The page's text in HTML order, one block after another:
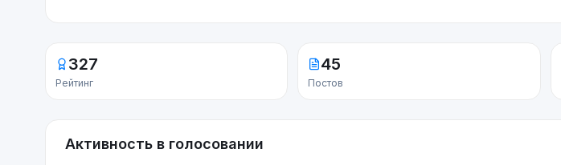
327
Рейтинг
45
Постов
Активность в голосовании